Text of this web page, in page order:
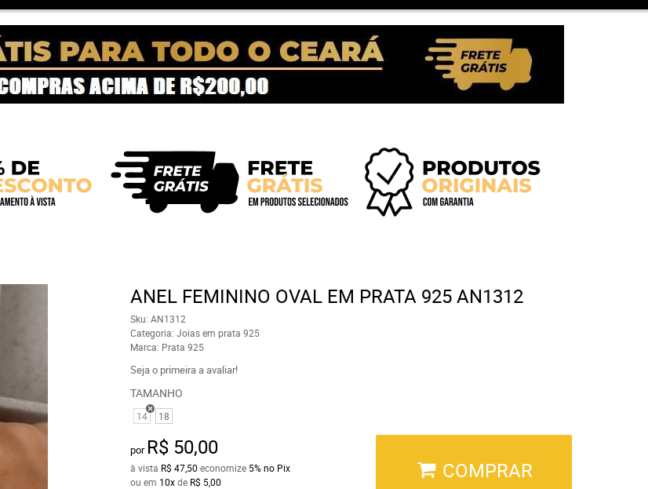
ANEL FEMININO OVAL EM PRATA 925 AN1312
Sku: AN1312
Categoria: Joias em prata 925
Marca: Prata 925
Seja o primeira a avaliar!
TAMANHO
14 18
por R$ 50,00
à vista R$ 47,50 economize 5% no Pix
ou em 10xde R$ 5,00 COMPRAR